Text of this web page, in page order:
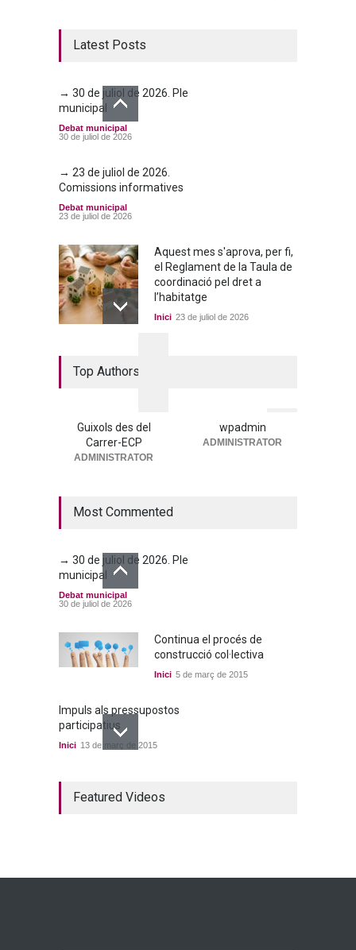
Latest Posts
→ 30 de juliol de 2026. Ple
municipal
Debat municipal
30 de juliol de 2026
→ 23 de juliol de 2026.
Comissions informatives
Debat municipal
23 de juliol de 2026
Aquest mes s'aprova, per fi,
el Reglament de la Taula de
coordinació pel dret a
l’habitatge
Inici 23 de juliol de 2026
→ 25 de juny de 2026. Ple
Top Authors
Guixols des del
Carrer-ECP
ADMINISTRATOR
wpadmin
ADMINISTRATOR
Most Commented
→ 30 de juliol de 2026. Ple
municipal
Debat municipal
30 de juliol de 2026
Continua el procés de
construcció col·lectiva
Inici 5 de març de 2015
Impuls als pressupostos
participatius
Inici 13 de març de 2015
bandes
Featured Videos